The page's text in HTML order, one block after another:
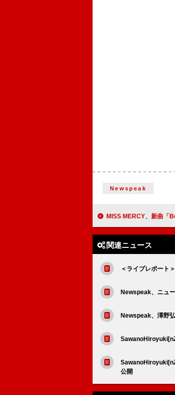
Newspeak
MISS MERCY、新曲「Boogie
関連ニュース
＜ライブレポート
Newspeak、ニュ
Newspeak、澤野
公開